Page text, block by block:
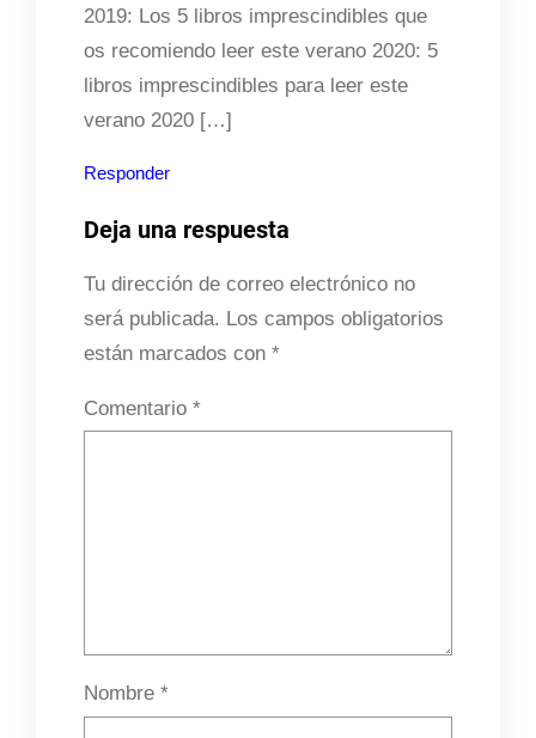
2019: Los 5 libros imprescindibles que
os recomiendo leer este verano 2020: 5
libros imprescindibles para leer este
verano 2020 […]
Responder
Deja una respuesta
Tu dirección de correo electrónico no
será publicada. Los campos obligatorios
están marcados con *
Comentario *
Nombre *